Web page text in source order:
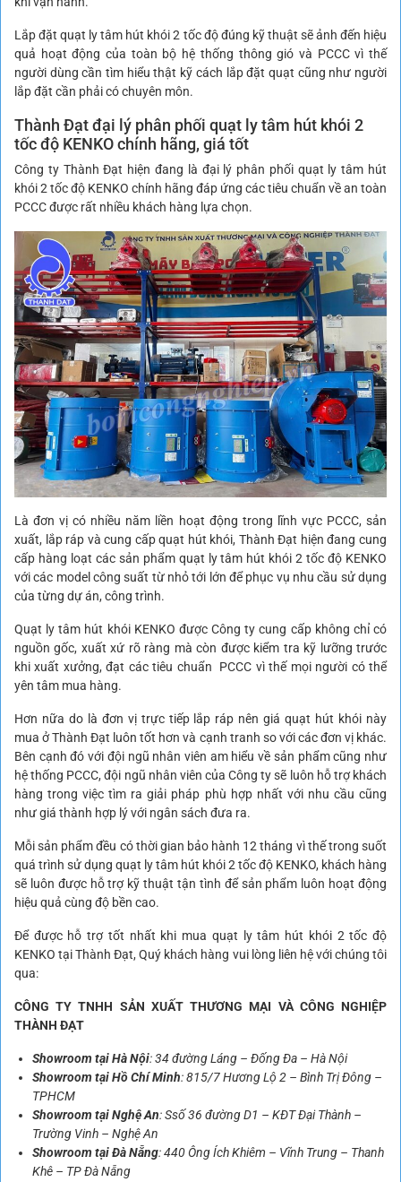
Lắp đặt quạt ly tâm hút khói 2 tốc độ đúng kỹ thuật sẽ ảnh đến hiệu
quả hoạt động của toàn bộ hệ thống thông gió và PCCC vì thế
người dùng cần tìm hiểu thật kỹ cách lắp đặt quạt cũng như người
lắp đặt cần phải có chuyên môn.
Thành Đạt đại lý phân phối quạt ly tâm hút khói 2
tốc độ KENKO chính hãng, giá tốt
Công ty Thành Đạt hiện đang là đại lý phân phối quạt ly tâm hút
khói 2 tốc độ KENKO chính hãng đáp ứng các tiêu chuẩn về an toàn
PCCC được rất nhiều khách hàng lựa chọn.
Là đơn vị có nhiều năm liền hoạt động trong lĩnh vực PCCC, sản
xuất, lắp ráp và cung cấp quạt hút khói, Thành Đạt hiện đang cung
cấp hàng loạt các sản phẩm quạt ly tâm hút khói 2 tốc độ KENKO
với các model công suất từ nhỏ tới lớn để phục vụ nhu cầu sử dụng
của từng dự án, công trình.
Quạt ly tâm hút khói KENKO được Công ty cung cấp không chỉ có
nguồn gốc, xuất xứ rõ ràng mà còn được kiểm tra kỹ lưỡng trước
khi xuất xưởng, đạt các tiêu chuẩn PCCC vì thế mọi người có thể
yên tâm mua hàng.
Hơn nữa do là đơn vị trực tiếp lắp ráp nên giá quạt hút khói này
mua ở Thành Đạt luôn tốt hơn và cạnh tranh so với các đơn vị khác.
Bên cạnh đó với đội ngũ nhân viên am hiểu về sản phẩm cũng như
hệ thống PCCC, đội ngũ nhân viên của Công ty sẽ luôn hỗ trợ khách
hàng trong việc tìm ra giải pháp phù hợp nhất với nhu cầu cũng
như giá thành hợp lý với ngân sách đưa ra.
Mỗi sản phẩm đều có thời gian bảo hành 12 tháng vì thế trong suốt
quá trình sử dụng quạt ly tâm hút khói 2 tốc độ KENKO, khách hàng
sẽ luôn được hỗ trợ kỹ thuật tận tình để sản phẩm luôn hoạt động
hiệu quả cùng độ bền cao.
Để được hỗ trợ tốt nhất khi mua quạt ly tâm hút khói 2 tốc độ
KENKO tại Thành Đạt, Quý khách hàng vui lòng liên hệ với chúng tôi
qua:
CÔNG TY TNHH SẢN XUẤT THƯƠNG MẠI VÀ CÔNG NGHIỆP
THÀNH ĐẠT
Showroom tại Hà Nội: 34 đường Láng – Đống Đa – Hà Nội
Showroom tại Hồ Chí Minh: 815/7 Hương Lộ 2 – Bình Trị Đông –
TPHCM
Showroom tại Nghệ An: Ssố 36 đường D1 – KĐT Đại Thành –
Trường Vinh – Nghệ An
Showroom tại Đà Nẵng: 440 Ông Ích Khiêm – Vĩnh Trung – Thanh
Khê – TP Đà Nẵng